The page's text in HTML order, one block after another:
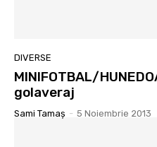
DIVERSE
MINIFOTBAL/
golaveraj
Sami Tamaş - 5 Noiembrie 2013